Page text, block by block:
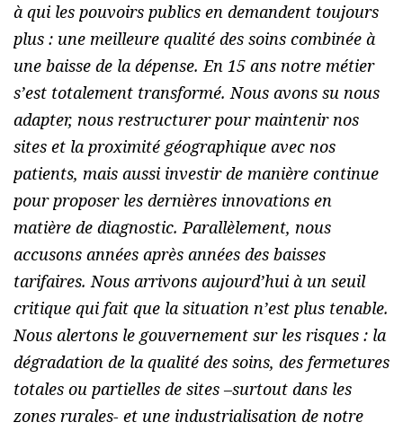
à qui les pouvoirs publics en demandent toujours
plus : une meilleure qualité des soins combinée à
une baisse de la dépense. En 15 ans notre métier
s’est totalement transformé. Nous avons su nous
adapter, nous restructurer pour maintenir nos
sites et la proximité géographique avec nos
patients, mais aussi investir de manière continue
pour proposer les dernières innovations en
matière de diagnostic. Parallèlement, nous
accusons années après années des baisses
tarifaires. Nous arrivons aujourd’hui à un seuil
critique qui fait que la situation n’est plus tenable.
Nous alertons le gouvernement sur les risques : la
dégradation de la qualité des soins, des fermetures
totales ou partielles de sites –surtout dans les
zones rurales- et une industrialisation de notre